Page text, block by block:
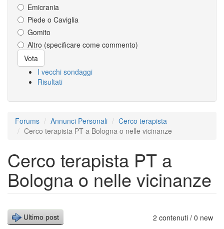
Emicrania
Piede o Caviglia
Gomito
Altro (specificare come commento)
Scelte
Vota
I vecchi sondaggi
Risultati
Forums Annunci Personali
Cerco terapista
Cerco terapista PT a Bologna o nelle vicinanze
Cerco terapista PT a
Bologna o nelle vicinanze
2 contenuti / 0 new
Ultimo post